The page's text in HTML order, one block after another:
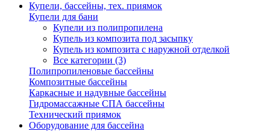
Купели, бассейны, тех. приямок
Купели для бани
Купели из полипропилена
Купель из композита под засыпку
Купель из композита с наружной отделкой
Все категории (3)
Полипропиленовые бассейны
Композитные бассейны
Каркасные и надувные бассейны
Гидромассажные СПА бассейны
Технический приямок
Оборудование для бассейна